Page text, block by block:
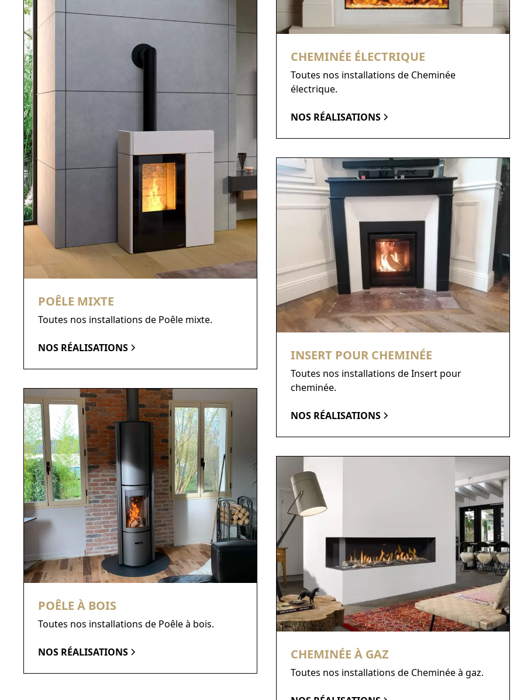
POÊLE MIXTE
Toutes nos installations de Poêle mixte.
NOS RÉALISATIONS
POÊLE À BOIS
Toutes nos installations de Poêle à bois.
NOS RÉALISATIONS
CHEMINÉE ÉLECTRIQUE
Toutes nos installations de Cheminée
électrique.
NOS RÉALISATIONS
INSERT POUR CHEMINÉE
Toutes nos installations de Insert pour
cheminée.
NOS RÉALISATIONS
CHEMINÉE À GAZ
Toutes nos installations de Cheminée à gaz.